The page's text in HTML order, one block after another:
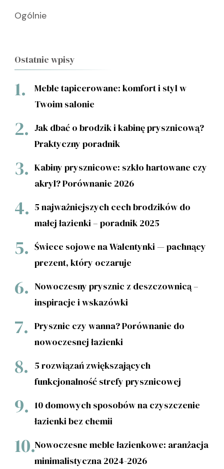
Ogólnie
Ostatnie wpisy
Meble tapicerowane: komfort i styl w
Twoim salonie
Jak dbać o brodzik i kabinę prysznicową?
Praktyczny poradnik
Kabiny prysznicowe: szkło hartowane czy
akryl? Porównanie 2026
5 najważniejszych cech brodzików do
małej łazienki – poradnik 2025
Świece sojowe na Walentynki — pachnący
prezent, który oczaruje
Nowoczesny prysznic z deszczownicą –
inspiracje i wskazówki
Prysznic czy wanna? Porównanie do
nowoczesnej łazienki
5 rozwiązań zwiększających
funkcjonalność strefy prysznicowej
10 domowych sposobów na czyszczenie
łazienki bez chemii
Nowoczesne meble łazienkowe: aranżacja
minimalistyczna 2024-2026